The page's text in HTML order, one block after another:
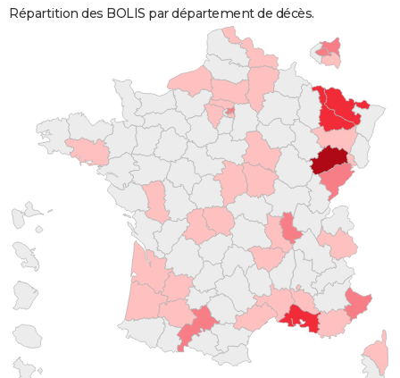
Répartition des BOLIS par département de décès.